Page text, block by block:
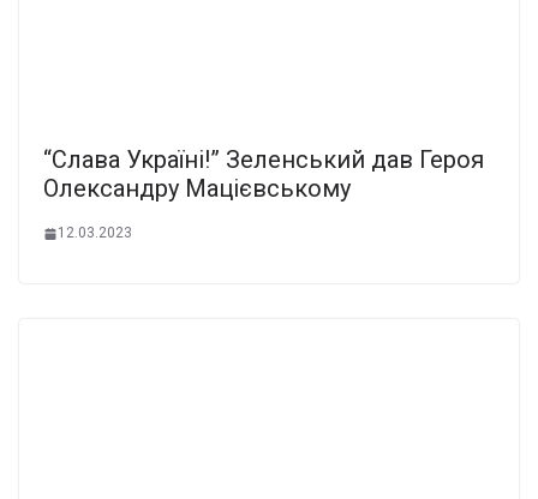
“Слава Україні!” Зеленський дав Героя
Олександру Мацієвському
12.03.2023